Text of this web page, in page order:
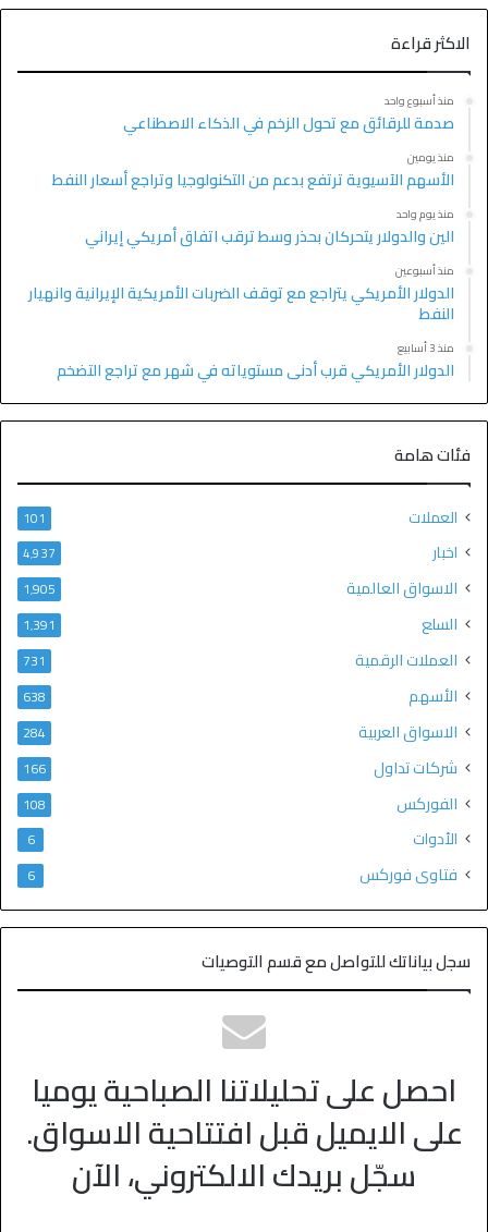
الاكثر قراءة
منذ أسبوع واحد
صدمة للرقائق مع تحول الزخم في الذكاء الاصطناعي
منذ يومين
الأسهم الآسيوية ترتفع بدعم من التكنولوجيا وتراجع أسعار النفط
منذ يوم واحد
الين والدولار يتحركان بحذر وسط ترقب اتفاق أمريكي إيراني
منذ أسبوعين
الدولار الأمريكي يتراجع مع توقف الضربات الأمريكية الإيرانية وانهيار
النفط
منذ 3 أسابيع
الدولار الأمريكي قرب أدنى مستوياته في شهر مع تراجع التضخم
فئات هامة
العملات 101
اخبار 4٬937
الاسواق العالمية 1٬905
السلع 1٬391
العملات الرقمية 731
الأسهم 638
الاسواق العربية 284
شركات تداول 166
الفوركس 108
الأدوات 6
فتاوى فوركس 6
سجل بياناتك للتواصل مع قسم التوصيات
احصل على تحليلاتنا الصباحية يوميا
على الايميل قبل افتتاحية الاسواق.
سجّل بريدك الالكتروني، الآن